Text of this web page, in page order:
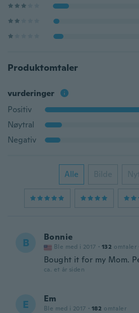
Produktomtaler
vurderinger
Positiv
Nøytral
Negativ
Alle Bilde
B Bonnie
Ble med i 2017 · 132 omtaler
Bought it for my Mom.
ca. et år siden
E Em
Ble med i 2017 · 182 omtaler